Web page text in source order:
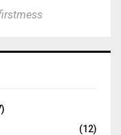
(12)